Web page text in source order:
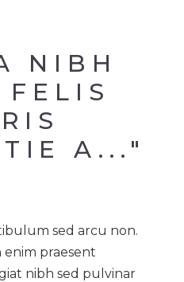
NIBH
FELIS
A..."
sed arcu non.
praesent
nibh sed pulvinar